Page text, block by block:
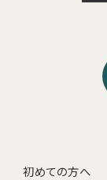
初めての方へ